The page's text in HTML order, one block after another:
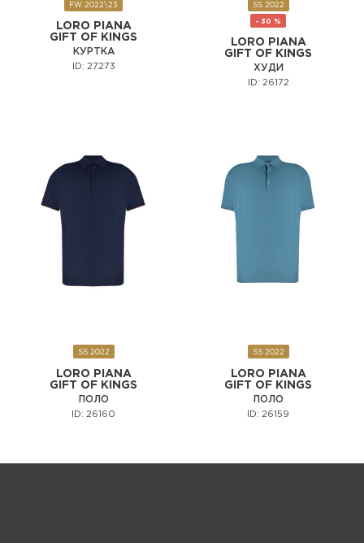
FW 2022\23
LORO PIANA
GIFT OF KINGS
КУРТКА
ID: 27273
SS 2022
- 30 %
LORO PIANA
GIFT OF KINGS
ХУДИ
ID: 26172
SS 2022
LORO PIANA
GIFT OF KINGS
ПОЛО
ID: 26160
SS 2022
LORO PIANA
GIFT OF KINGS
ПОЛО
ID: 26159